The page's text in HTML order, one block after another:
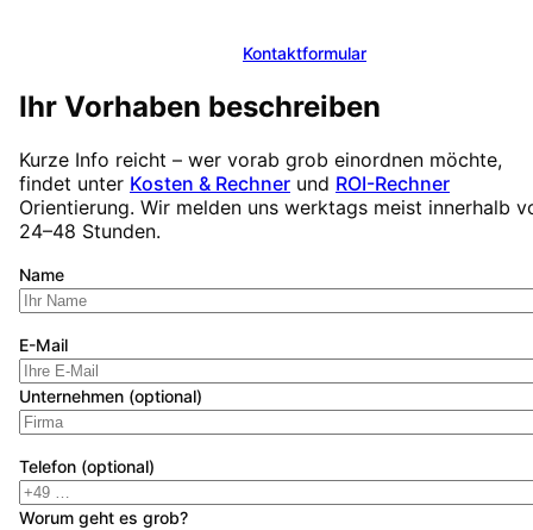
Kontaktformular
Ihr Vorhaben beschreiben
Kurze Info reicht – wer vorab grob einordnen möchte,
findet unter Kosten & Rechner und ROI-Rechner
Orientierung. Wir melden uns werktags meist innerhalb
24–48 Stunden.
Name
E-Mail
Unternehmen (optional)
Telefon (optional)
Worum geht es grob?